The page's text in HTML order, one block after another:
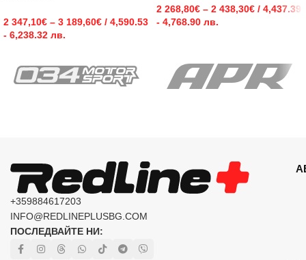
2 347,10€ – 3 189,60€ / 4,590.53
- 6,238.32 лв.
2 268,80€ – 2 438,30€ / 4,437.39
- 4,768.90 лв.
+359884617203
INFO@REDLINEPLUSBG.COM
ПОСЛЕДВАЙТЕ НИ: